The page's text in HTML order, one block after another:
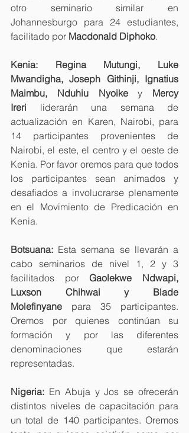
otro seminario similar en
Johannesburgo para 24 estudiantes,
facilitado por Macdonald Diphoko.
Kenia:
Regina Mutungi, Luke
Mwandigha, Joseph Githinji, Ignatius
Maimbu, Nduhiu Nyoike y Mercy
Ireri liderarán una semana de
actualización en Karen, Nairobi, para
14 participantes provenientes de
Nairobi, el este, el centro y el oeste de
Kenia. Por favor oremos para que todos
los participantes sean animados y
desafiados a involucrarse plenamente
en el Movimiento de Predicación en
Kenia.
Botsuana: Esta semana se llevarán a
cabo seminarios de nivel 1, 2 y 3
facilitados por Gaolekwe Ndwapi,
Luxson Chihwai y Blade
Molefinyane para 35 participantes.
Oremos por quienes continúan su
formación y por las diferentes
denominaciones que estarán
representadas.
Nigeria: En Abuja y Jos se ofrecerán
distintos niveles de capacitación para
un total de 140 participantes. Oremos